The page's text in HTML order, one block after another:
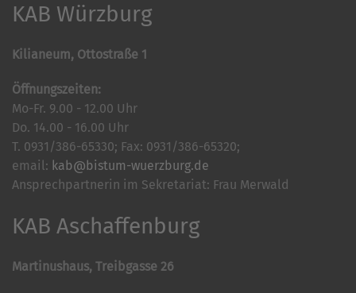
KAB Würzburg
Kilianeum, Ottostraße 1
Öffnungszeiten:
Mo-Fr. 9.00 - 12.00 Uhr
Do. 14.00 - 16.00 Uhr
T. 0931/386-65330; Fax: 0931/386-65320;
email: kab@bistum-wuerzburg.de
Ansprechpartnerin im Sekretariat: Frau Merwald
KAB Aschaffenburg
Martinushaus, Treibgasse 26